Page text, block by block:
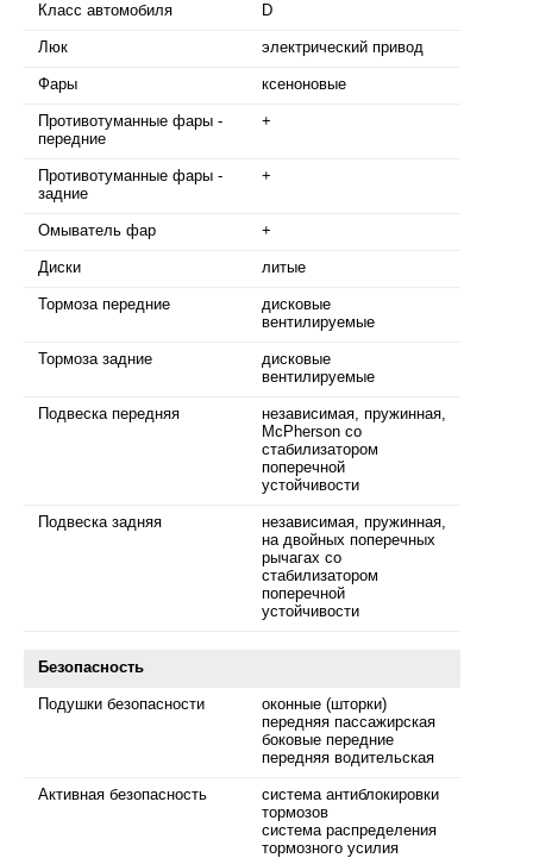
Класс автомобиля D
Люк электрический привод
Фары ксеноновые
Противотуманные фары -
передние
+
Противотуманные фары -
задние
+
Омыватель фар +
Диски литые
Тормоза передние
дисковые
вентилируемые
Тормоза задние
дисковые
вентилируемые
Подвеска передняя
независимая, пружинная,
McPherson со
стабилизатором
поперечной
устойчивости
Подвеска задняя
независимая, пружинная,
на двойных поперечных
рычагах со
стабилизатором
поперечной
устойчивости
Безопасность
Подушки безопасности
оконные (шторки)
передняя пассажирская
боковые передние
передняя водительская
Активная безопасность
система антиблокировки
тормозов
система распределения
тормозного усилия